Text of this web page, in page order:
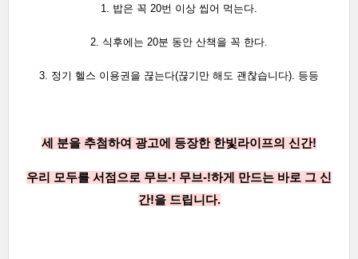
1. 밥은 꼭 20번 이상 씹어 먹는다.
2. 식후에는 20분 동안 산책을 꼭 한다.
3. 정기 헬스 이용권을 끊는다(끊기만 해도 괜찮습니다). 등등
세 분을 추첨하여 광고에 등장한 한빛라이프의 신간!
우리 모두를 서점으로 무브-! 무브-!하게 만드는 바로 그 신
간!을 드립니다.